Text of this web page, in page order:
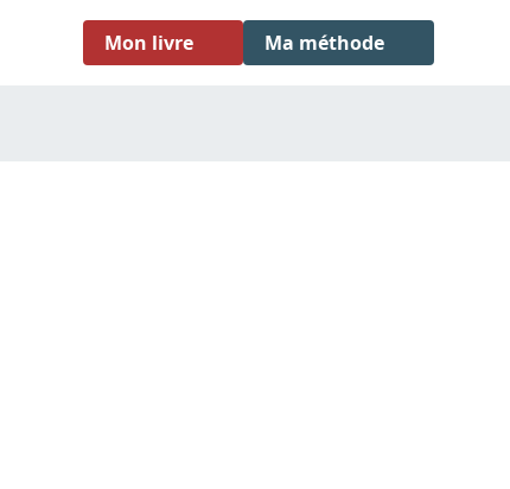
Mon livre Ma méthode